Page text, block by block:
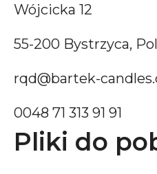
Wójcicka 12
55-200 Bystrzyca,
rqd@bartek-
0048 71 313 91 91
Pliki do